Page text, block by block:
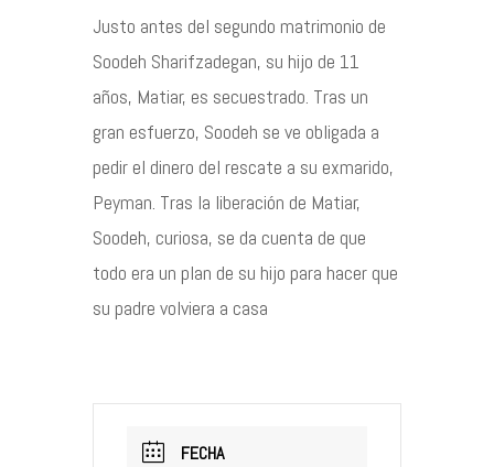
Justo antes del segundo matrimonio de
Soodeh Sharifzadegan, su hijo de 11
años, Matiar, es secuestrado. Tras un
gran esfuerzo, Soodeh se ve obligada a
pedir el dinero del rescate a su exmarido,
Peyman. Tras la liberación de Matiar,
Soodeh, curiosa, se da cuenta de que
todo era un plan de su hijo para hacer que
su padre volviera a casa
FECHA
©2026 COPYRIGHT FLOTHEMES